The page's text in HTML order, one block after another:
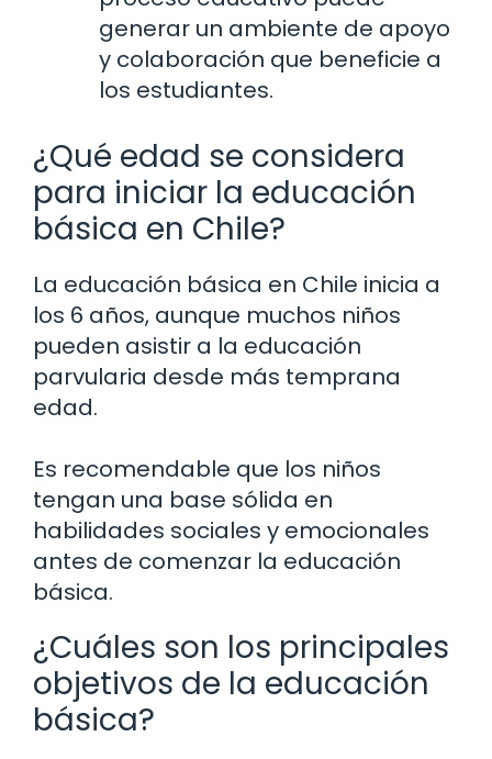
generar un ambiente de apoyo
y colaboración que beneficie a
los estudiantes.
¿Qué edad se considera
para iniciar la educación
básica en Chile?
La educación básica en Chile inicia a
los 6 años, aunque muchos niños
pueden asistir a la educación
parvularia desde más temprana
edad.
Es recomendable que los niños
tengan una base sólida en
habilidades sociales y emocionales
antes de comenzar la educación
básica.
¿Cuáles son los principales
objetivos de la educación
básica?